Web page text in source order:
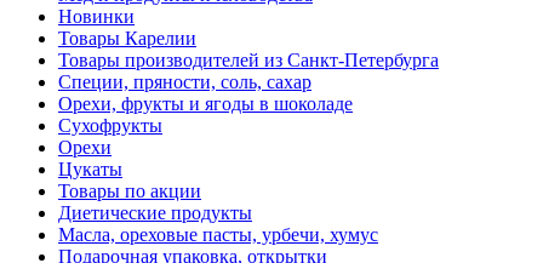
Новинки
Товары Карелии
Товары производителей из Санкт-Петербурга
Специи, пряности, соль, сахар
Орехи, фрукты и ягоды в шоколаде
Сухофрукты
Орехи
Цукаты
Товары по акции
Диетические продукты
Масла, ореховые пасты, урбечи, хумус
Подарочная упаковка, открытки